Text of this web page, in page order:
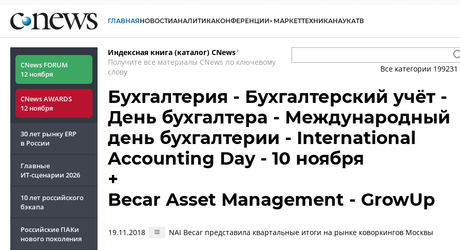
ГЛАВНАЯНОВОСТИАНАЛИТИКАКОНФЕРЕНЦИИ МАРКЕТТЕХНИКАНАУКАТВ
CNews FORUM
12 ноября
CNews AWARDS
12 ноября
30 лет рынку ERP
в России
Главные
ИТ-сценарии 2026
10 лет российского
бэкапа
Российские ПАКи
нового поколения
Индексная книга (каталог) CNews*
Получите все материалы CNews по ключевому
слову
Все категории 199231
Бухгалтерия - Бухгалтерский учёт -
День бухгалтера - Международный
день бухгалтерии - International
Accounting Day - 10 ноября
+
Becar Asset Management - GrowUp
19.11.2018 NAI Becar представила квартальные итоги на рынке коворкингов Москвы